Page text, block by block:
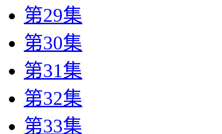
第29集
第30集
第31集
第32集
第33集